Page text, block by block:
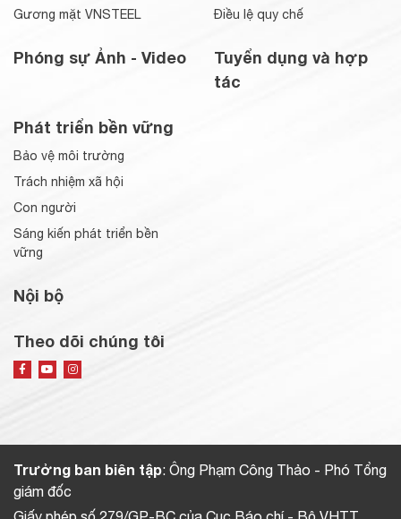
Gương mặt VNSTEEL
Phóng sự Ảnh - Video
Điều lệ quy chế
Tuyển dụng và hợp
tác
Phát triển bền vững
Bảo vệ môi trường
Trách nhiệm xã hội
Con người
Sáng kiến phát triển bền
vững
Nội bộ
Theo dõi chúng tôi
Trưởng ban biên tập: Ông Phạm Công Thảo - Phó Tổng
giám đốc